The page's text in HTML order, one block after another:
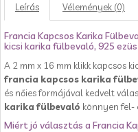
Leírás Vélemények (0)
Francia Kapcsos Karika
kicsi karika fülbevaló, 925
A 2 mm x 16 mm klikk kapcsos
francia kapcsos karika
és nőies formájával kedvelt
karika fülbevaló könnyen fel-
Miért jó választás a Francia